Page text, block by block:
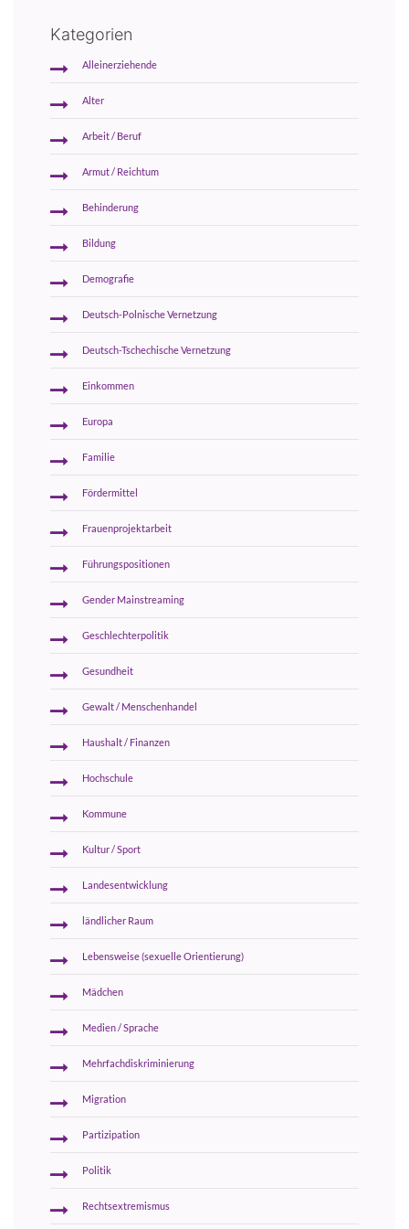
Kategorien
Alleinerziehende
Alter
Arbeit / Beruf
Armut / Reichtum
Behinderung
Bildung
Demografie
Deutsch-Polnische Vernetzung
Deutsch-Tschechische Vernetzung
Einkommen
Europa
Familie
Fördermittel
Frauenprojektarbeit
Führungspositionen
Gender Mainstreaming
Geschlechterpolitik
Gesundheit
Gewalt / Menschenhandel
Haushalt / Finanzen
Hochschule
Kommune
Kultur / Sport
Landesentwicklung
ländlicher Raum
Lebensweise (sexuelle Orientierung)
Mädchen
Medien / Sprache
Mehrfachdiskriminierung
Migration
Partizipation
Politik
Rechtsextremismus